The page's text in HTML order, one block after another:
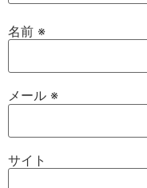
名前 ※
メール ※
サイト